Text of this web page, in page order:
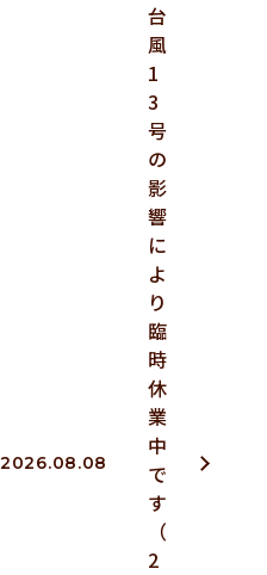
2026.08.08
台
風
1
3
号
の
影
響
に
よ
り
臨
時
休
業
中
で
す
（
2